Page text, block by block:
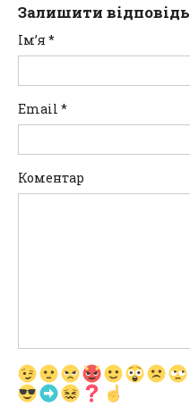
Залишити відповідь
Ім’я *
Email *
Коментар